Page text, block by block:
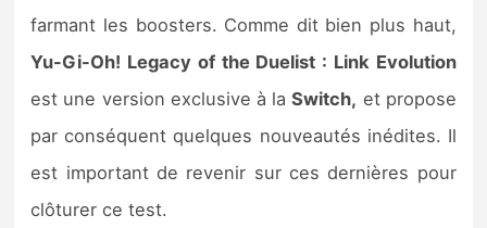
farmant les boosters. Comme dit bien plus haut,
Yu-Gi-Oh! Legacy of the Duelist : Link Evolution
est une version exclusive à laSwitch, et propose
par conséquent quelques nouveautés inédites. Il
est important de revenir sur ces dernières pour
clôturer ce test.